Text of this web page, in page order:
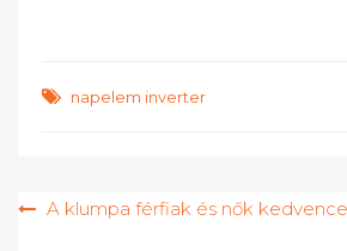
napelem inverter
Bejegyzés
A klumpa férfiak és nők kedvence